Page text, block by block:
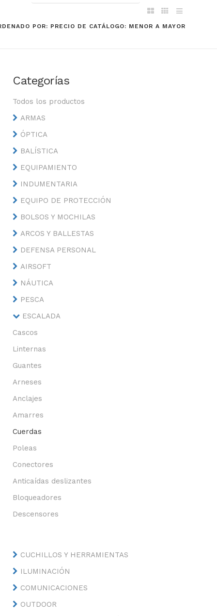
POR: PRECIO DE CATÁLOGO: MENOR A MAYOR
Categorías
Todos los productos
ARMAS
ÓPTICA
BALÍSTICA
EQUIPAMIENTO
INDUMENTARIA
EQUIPO DE PROTECCIÓN
BOLSOS Y MOCHILAS
ARCOS Y BALLESTAS
DEFENSA PERSONAL
AIRSOFT
NÁUTICA
PESCA
ESCALADA
Cascos
Linternas
Guantes
Arneses
Anclajes
Amarres
Cuerdas
Poleas
Conectores
Anticaídas deslizantes
Bloqueadores
Descensores
CUCHILLOS Y HERRAMIENTAS
ILUMINACIÓN
COMUNICACIONES
OUTDOOR